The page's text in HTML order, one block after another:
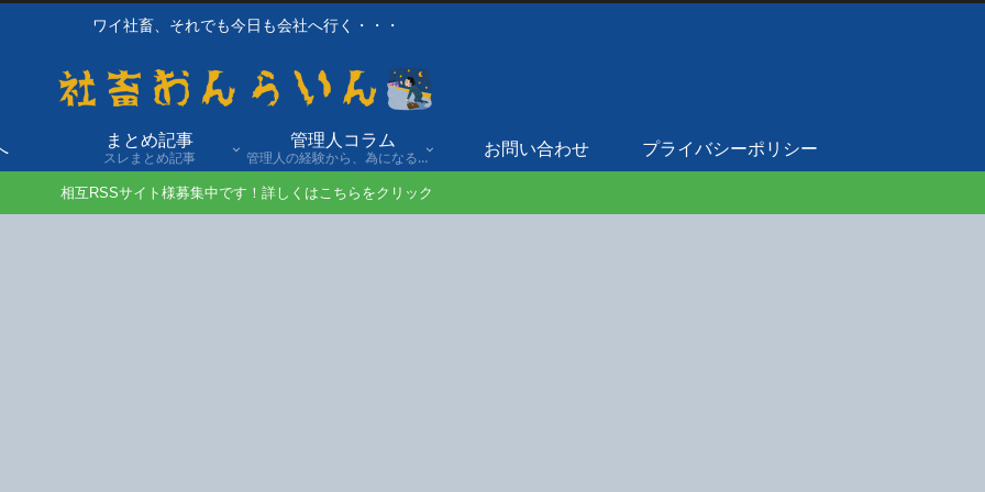
ワイ社畜、それでも今日も会社へ行く・・・
まとめ記事
スレまとめ記事
管理人コラム
管理人の経験から、為になる話や自身の経験談を発信。
お問い合わせ プライバシーポリシー
相互RSSサイト様募集中です！詳しくはこちらをクリック